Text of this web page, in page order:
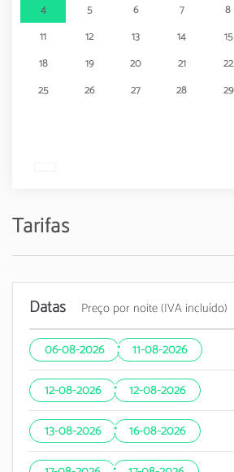
4 5 6 7 8
11
12 13 14 15
18
19 20 21 22
25
26 27 28 29
Tarifas
Datas Preço por noite (IVA incluído)
06-08-2026 · 11-08-2026
12-08-2026 · 12-08-2026
13-08-2026 · 16-08-2026